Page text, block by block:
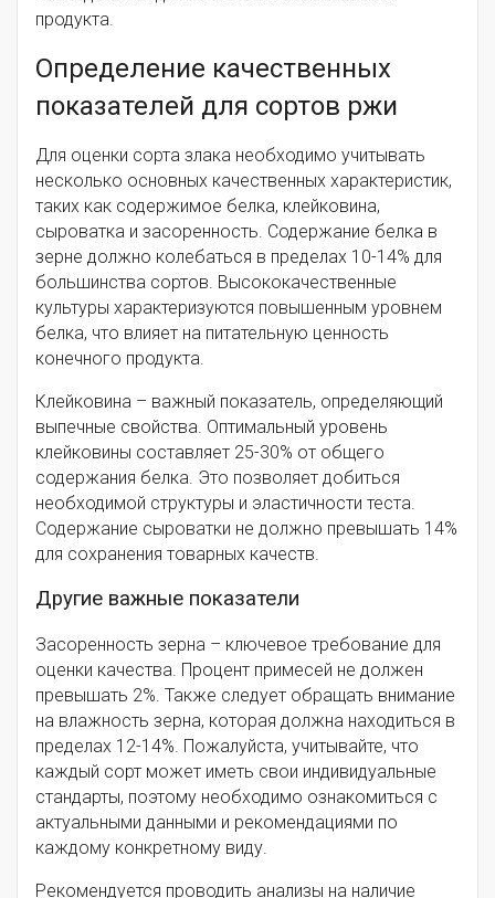
продукта.
Определение качественных
показателей для сортов ржи
Для оценки сорта злака необходимо учитывать
несколько основных качественных характеристик,
таких как содержимое белка, клейковина,
сыроватка и засоренность. Содержание белка в
зерне должно колебаться в пределах 10-14% для
большинства сортов. Высококачественные
культуры характеризуются повышенным уровнем
белка, что влияет на питательную ценность
конечного продукта.
Клейковина – важный показатель, определяющий
выпечные свойства. Оптимальный уровень
клейковины составляет 25-30% от общего
содержания белка. Это позволяет добиться
необходимой структуры и эластичности теста.
Содержание сыроватки не должно превышать 14%
для сохранения товарных качеств.
Другие важные показатели
Засоренность зерна – ключевое требование для
оценки качества. Процент примесей не должен
превышать 2%. Также следует обращать внимание
на влажность зерна, которая должна находиться в
пределах 12-14%. Пожалуйста, учитывайте, что
каждый сорт может иметь свои индивидуальные
стандарты, поэтому необходимо ознакомиться с
актуальными данными и рекомендациями по
каждому конкретному виду.
Рекомендуется проводить анализы на наличие